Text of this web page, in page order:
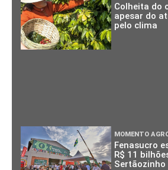
Colheita do
apesar do
pelo clima
MOMENTO
Fenasucro
R$ 11
Sertãozinho